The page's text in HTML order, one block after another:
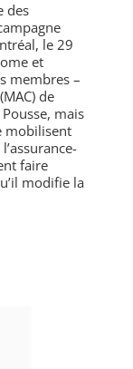
des
le 29
et
membres –
de
mais
mobilisent
faire
modifie la